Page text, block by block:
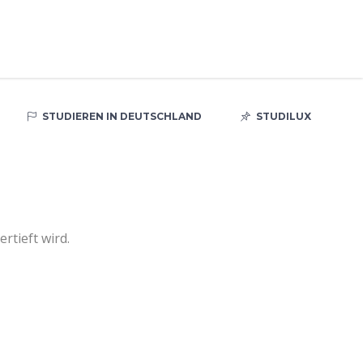
STUDIEREN IN DEUTSCHLAND STUDILUX
wird.